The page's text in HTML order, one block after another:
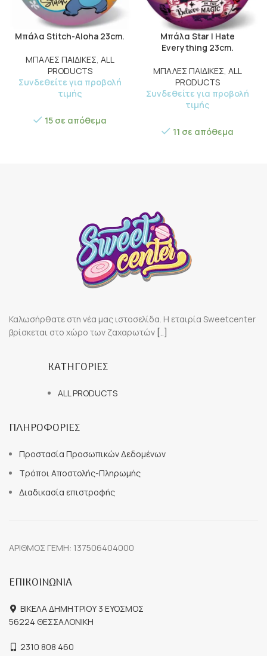
Μπάλα Stitch-Aloha 23cm.
ΜΠΑΛΕΣ ΠΑΙΔΙΚΕΣ, ALL
PRODUCTS
Συνδεθείτε για προβολή
τιμής
15 σε απόθεμα
Μπάλα Star I Hate
Everything 23cm.
ΜΠΑΛΕΣ ΠΑΙΔΙΚΕΣ, ALL
PRODUCTS
Συνδεθείτε για προβολή
τιμής
11 σε απόθεμα
Καλωσήρθατε στη νέα μας ιστοσελίδα. Η εταιρία Sweetcenter
βρίσκεται στο χώρο των ζαχαρωτών [..]
ΚΑΤΗΓΟΡΙΕΣ
ALL PRODUCTS
ΠΛΗΡΟΦΟΡΙΕΣ
Προστασία Προσωπικών Δεδομένων
Τρόποι Αποστολής-Πληρωμής
Διαδικασία επιστροφής
ΑΡΙΘΜΟΣ ΓΕΜΗ: 137506404000
ΕΠΙΚΟΙΝΩΝΙΑ
ΒΙΚΕΛΑ ΔΗΜΗΤΡΙΟΥ 3 ΕΥΟΣΜΟΣ
56224 ΘΕΣΣΑΛΟΝΙΚΗ
2310 808 460